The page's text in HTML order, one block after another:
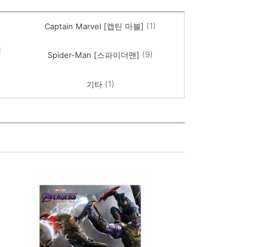
Captain Marvel [캡틴 마블] (1)
Spider-Man [스파이더맨] (9)
기타 (1)